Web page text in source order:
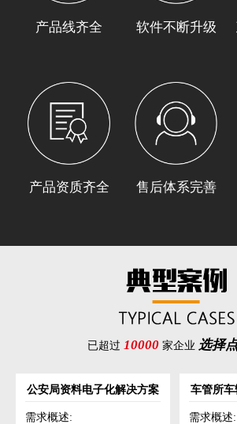
产品线齐全 软件不断升级
产品资质齐全 售后体系完善
已超过 10000 家企业 选择
公安局资料电子化解决方案
需求概述:
车管所
需求概述: